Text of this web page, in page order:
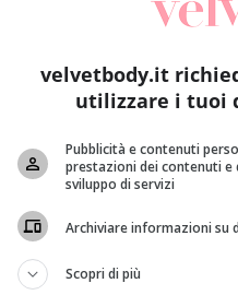
velvetbody.it
utilizzare i tuoi
Pubblicità e contenuti
prestazioni dei contenuti e
sviluppo di servizi
Archiviare informazioni su
Scopri di più